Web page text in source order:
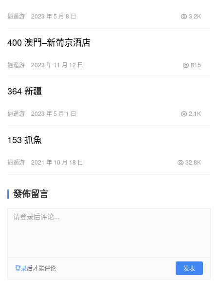
逍遥游 2023 年 5 月 8 日 3.2K
400 澳門–新葡京酒店
逍遥游 2023 年 11 月 12 日 815
364 新疆
逍遥游 2023 年 5 月 1 日 2.1K
153 抓魚
逍遥游 2021 年 10 月 18 日 32.8K
發佈留言
请登录后评论...
登录后才能评论 发表